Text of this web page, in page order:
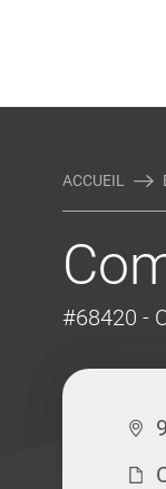
ACCUEIL
#68420 -